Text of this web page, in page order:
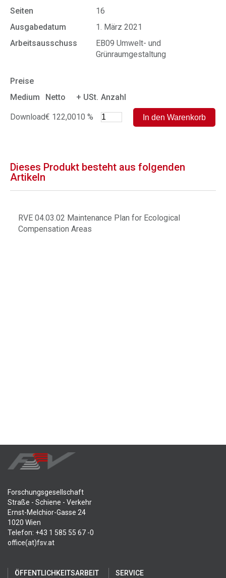
Seiten
16
Ausgabedatum
1. März 2021
Arbeitsausschuss
EB09 Umwelt- und
Grünraumgestaltung
Preise
Medium
Netto + USt. Anzahl
Download€ 122,0010 %
Dieses Produkt besteht aus folgenden
Artikeln
RVE 04.03.02 Maintenance Plan for Ecological
Compensation Areas
Forschungsgesellschaft
Straße - Schiene - Verkehr
Ernst-Melchior-Gasse 24
1020 Wien
Telefon: +43 1 585 55 67 -0
office(at)fsv.at
ÖFFENTLICHKEITSARBEIT SERVICE